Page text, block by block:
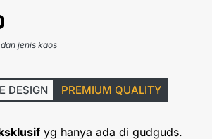
jenis kaos
DESIGN PREMIUM QUALITY
yg hanya ada di gudguds.